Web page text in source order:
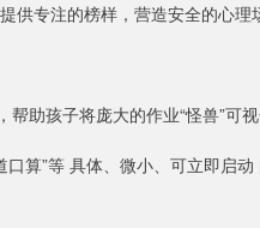
供专注的榜样，营造安全的心理
助孩子将庞大的作业“怪兽”可视
算”等 具体、微小、可立即启动